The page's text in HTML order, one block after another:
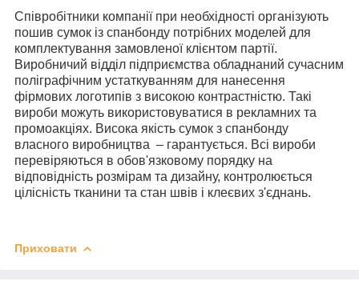
Співробітники компанії при необхідності організують
пошив сумок із спанбонду потрібних моделей для
комплектування замовленої клієнтом партії.
Виробничий відділ підприємства обладнаний сучасним
поліграфічним устаткуванням для нанесення
фірмових логотипів з високою контрастністю. Такі
вироби можуть використовуватися в рекламних та
промоакціях. Висока якість сумок з спанбонду
власного виробництва – гарантується. Всі вироби
перевіряються в обов'язковому порядку на
відповідність розмірам та дизайну, контролюється
цілісність тканини та стан швів і клеєвих з'єднань.
Приховати